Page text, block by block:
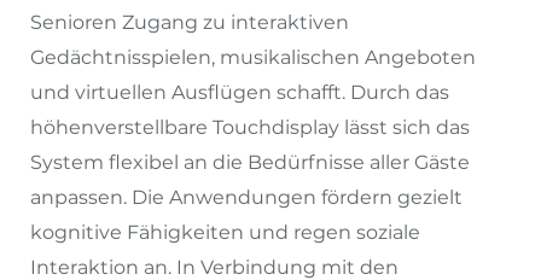
Senioren Zugang zu interaktiven
Gedächtnisspielen, musikalischen Angeboten
und virtuellen Ausflügen schafft. Durch das
höhenverstellbare Touchdisplay lässt sich das
System flexibel an die Bedürfnisse aller Gäste
anpassen. Die Anwendungen fördern gezielt
kognitive Fähigkeiten und regen soziale
Interaktion an. In Verbindung mit den